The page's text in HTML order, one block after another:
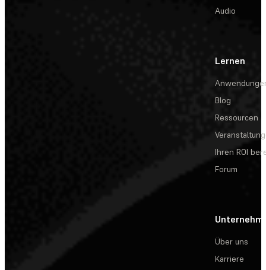
Audio
Lernen
Blog
Ressourcen
Ihren ROI
Forum
Über uns
Karriere